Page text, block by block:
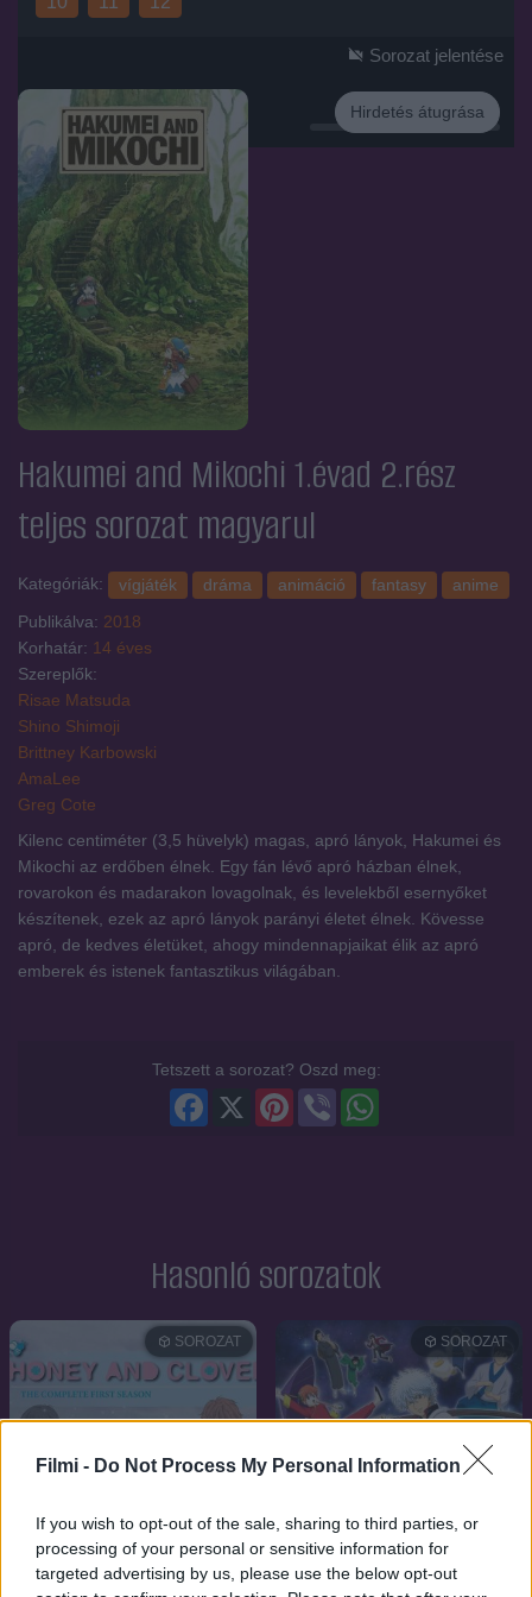
Filmi - Do Not Process My Personal Information
If you wish to opt-out of the sale, sharing to third parties, or
processing of your personal or sensitive information for
targeted advertising by us, please use the below opt-out
Hirdetés
Hirdetés átugrása
Sorozat jelentése
Hakumei and Mikochi 1.évad 2.rész
teljes sorozat magyarul
Kategóriák: vígjáték dráma animáció fantasy
anime
Publikálva: 2018
Korhatár: 14 éves
Szereplők:
Risae Matsuda
Shino Shimoji
Brittney Karbowski
AmaLee
Greg Cote
Kilenc centiméter (3,5 hüvelyk) magas, apró lányok, Hakumei és
Mikochi az erdőben élnek. Egy fán lévő apró házban élnek,
rovarokon és madarakon lovagolnak, és levelekből esernyőket
készítenek, ezek az apró lányok parányi életet élnek. Kövesse
apró, de kedves életüket, ahogy mindennapjaikat élik az apró
emberek és istenek fantasztikus világában.
Tetszett a sorozat? Oszd meg:
Viber
Pinterest
Facebook
Hasonló sorozatok
SOROZAT SOROZAT